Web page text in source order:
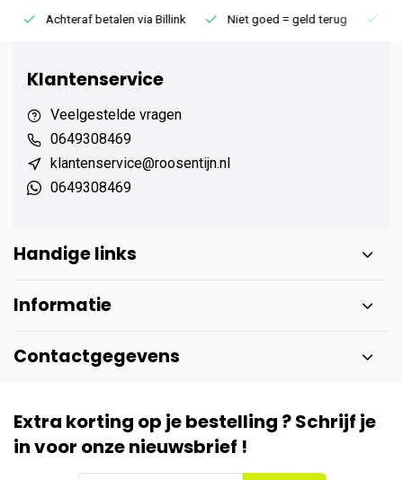
Achteraf betalen via Billink Niet goed = geld terug
Klantenservice
Veelgestelde vragen
0649308469
klantenservice@roosentijn.nl
0649308469
Handige links
Informatie
Contactgegevens
Extra korting op je bestelling ? Schrijf je
in voor onze nieuwsbrief !